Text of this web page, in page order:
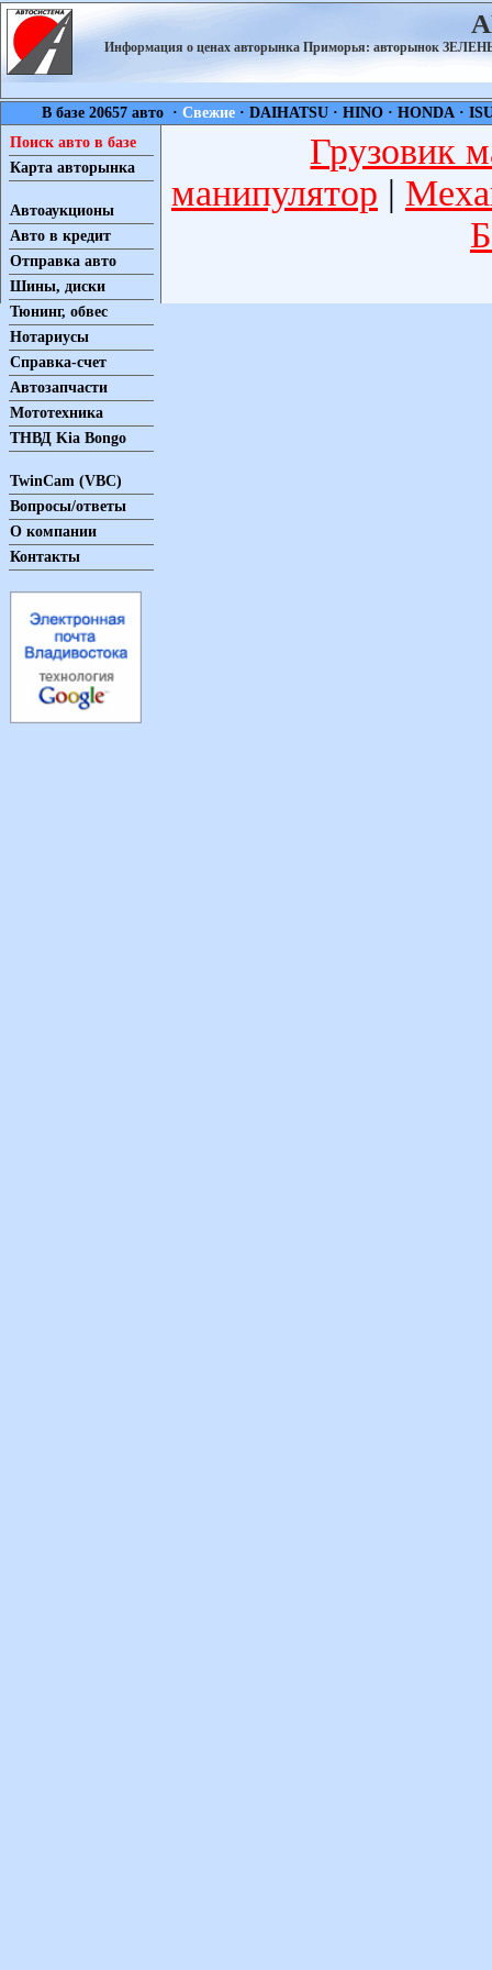
Информация о ценах авторынка Приморья: авторынок
В базе 20657 авто ·Свежие ·DAIHATSU ·HINO ·HONDA ·
Поиск авто в базе
Карта авторынка
Автоаукционы
Авто в кредит
Отправка авто
Шины, диски
Тюнинг, обвес
Нотариусы
Справка-счет
Автозапчасти
Мототехника
ТНВД Kia Bongo
TwinCam (VBC)
Вопросы/ответы
О компании
Контакты
Грузовик
манипулятор |